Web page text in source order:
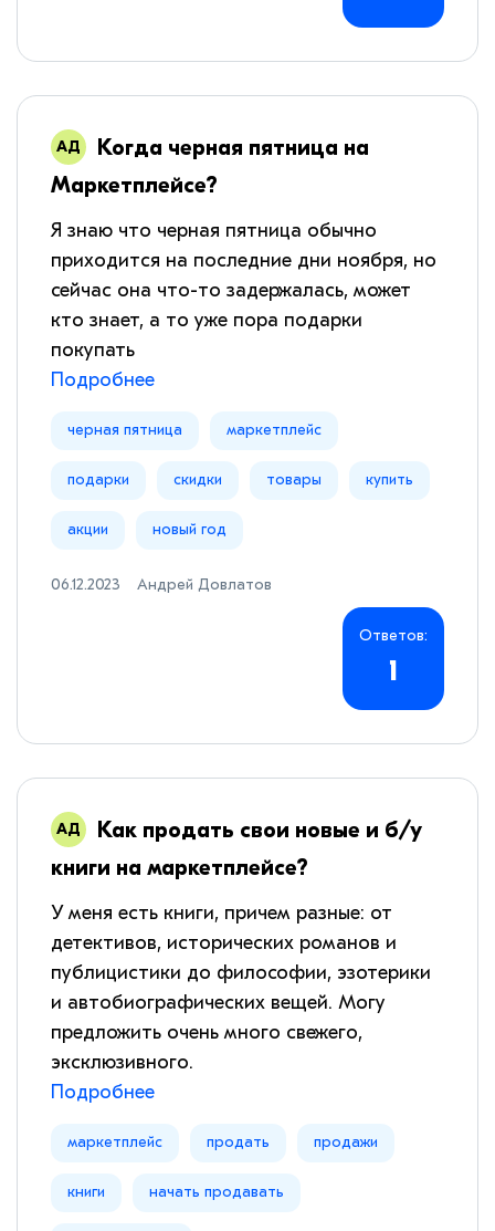
Когда черная пятница на
Маркетплейсе?
Я знаю что черная пятница обычно
приходится на последние дни ноября, но
сейчас она что-то задержалась, может
кто знает, а то уже пора подарки
покупать
Подробнее
черная пятница маркетплейс
подарки скидки товары купить
акции новый год
06.12.2023 Андрей Довлатов
Ответов:
1
Как продать свои новые и б/у
книги на маркетплейсе?
У меня есть книги, причем разные: от
детективов, исторических романов и
публицистики до философии, эзотерики
и автобиографических вещей. Могу
предложить очень много свежего,
эксклюзивного.
Подробнее
маркетплейс продать продажи
книги начать продавать